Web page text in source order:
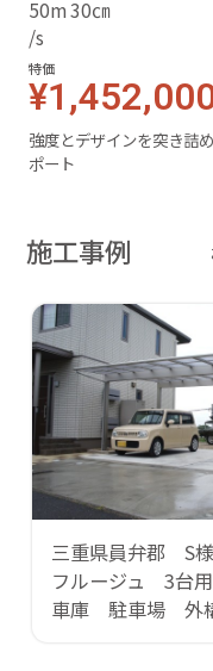
特価
強度とデザインを突き詰
ポート
施工事例
三重県員弁郡 S
フルージュ 3台
車庫 駐車場 外